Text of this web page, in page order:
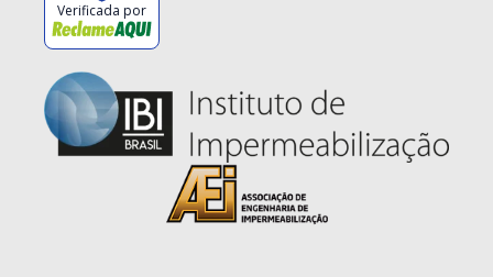
Verificada por